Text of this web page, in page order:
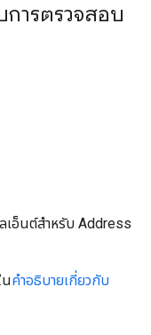
การตรวจสอบ
เอ็นต์สำหรับ Address
นคำอธิบายเกี่ยวกับ